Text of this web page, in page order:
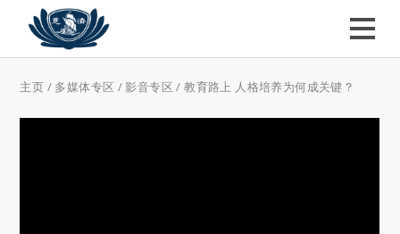
主页 / 多媒体专区 /影音专区 /教育路上 人格培养为何成关键？